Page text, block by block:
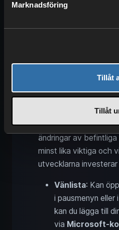
Marknadsföring
Tillåt
Tillåt
Utöver dessa nyheter
ändringar av
minst lika viktiga och
utvecklarna
Vänlista: Kan
i pausmenyn eller
kan du lägga till
via Microsoft-